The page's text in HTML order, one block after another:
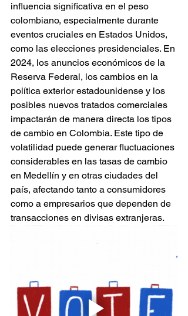
influencia significativa en el peso
colombiano, especialmente durante
eventos cruciales en Estados Unidos,
como las elecciones presidenciales. En
2024, los anuncios económicos de la
Reserva Federal, los cambios en la
política exterior estadounidense y los
posibles nuevos tratados comerciales
impactarán de manera directa los tipos
de cambio en Colombia. Este tipo de
volatilidad puede generar fluctuaciones
considerables en las tasas de cambio
en Medellín y en otras ciudades del
país, afectando tanto a consumidores
como a empresarios que dependen de
transacciones en divisas extranjeras.